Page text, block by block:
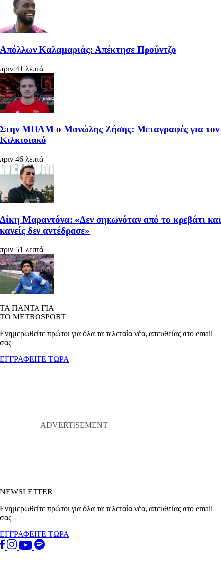
Απόλλων Καλαμαριάς: Απέκτησε Προύντζο
πριν 41 λεπτά
Στην ΜΠΑΜ ο Μανώλης Ζήσης: Μεταγραφές για τον
Κιλκισιακό
πριν 46 λεπτά
Δίκη Μαραντόνα: «Δεν σηκωνόταν από το κρεβάτι και
κανείς δεν αντέδρασε»
πριν 51 λεπτά
ΤΑ ΠΑΝΤΑ ΓΙΑ
ΤΟ METROSPORT
Ενημερωθείτε πρώτοι για όλα τα τελεταία νέα, απευθείας στο email
σας
ΕΓΓΡΑΦΕΙΤΕ ΤΩΡΑ
NEWSLETTER
Ενημερωθείτε πρώτοι για όλα τα τελεταία νέα, απευθείας στο email
σας
ΕΓΓΡΑΦΕΙΤΕ ΤΩΡΑ